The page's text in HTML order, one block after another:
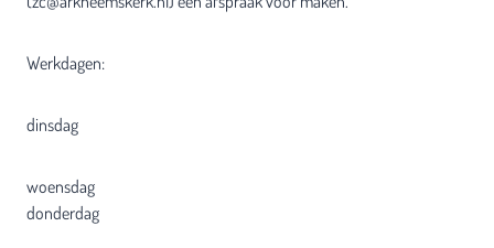
Werkdagen:
dinsdag
woensdag
donderdag